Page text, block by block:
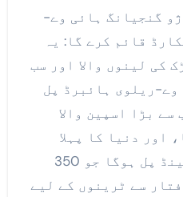
گنجیانگ ہائی وے-
قائم کرے گا: یہ
کی لینوں والا اور سب
وے-ریلوی ہائبرڈ پل
بڑا اسپین والا
اور دنیا کا پہلا
ہارپ-شکل کا کیبل-اسٹینڈ پل ہوگا جو 350
سے ٹرینوں کے لیے